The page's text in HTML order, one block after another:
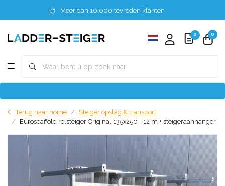
Meer dan 10.000 tevreden klanten
0 0
Terug naar home
Steiger opslag & transport
Euroscaffold rolsteiger Original 135x250 - 12 m + steigeraanhanger